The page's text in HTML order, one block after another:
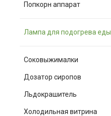
Попкорн аппарат
Лампа для подогрева еды
Соковыжималки
Дозатор сиропов
Льдокрашитель
Холодильная витрина